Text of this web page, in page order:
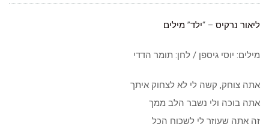
ליאור נרקיס – “ילד” מילים
מילים: יוסי גיספן / לחן: תומר הדדי
אתה צוחק, קשה לי לא לצחוק איתך
אתה בוכה ולי נשבר הלב ממך
זה אתה שעוזר לי לשכוח הכל